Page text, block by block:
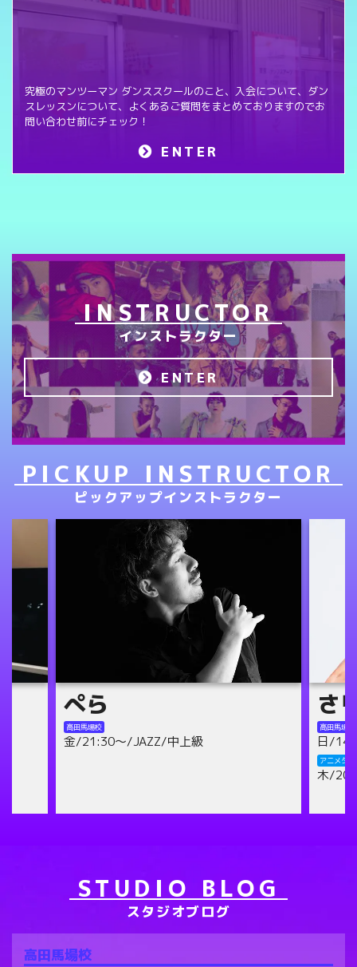
究極のマンツーマン ダンススクールのこと、入会について、ダン
スレッスンについて、よくあるご質問をまとめておりますのでお
問い合わせ前にチェック！
ENTER
INSTRUCTOR
インストラクター
ENTER
PICKUP INSTRUCTOR
ピックアップインストラクター
さりの
高田馬場校
日/14:00～/テーマパーク/初級
高田馬場校
水/
木/
アニメダ
STUDIO BLOG
スタジオブログ
高田馬場校